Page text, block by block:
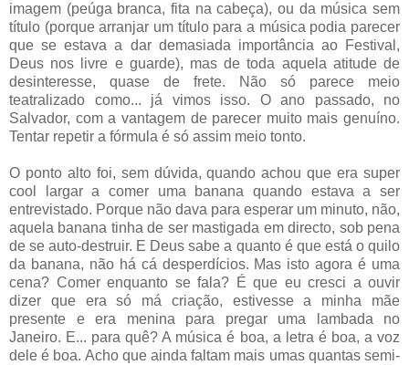
imagem (peúga branca, fita na cabeça), ou da música sem
título (porque arranjar um título para a música podia parecer
que se estava a dar demasiada importância ao Festival,
Deus nos livre e guarde), mas de toda aquela atitude de
desinteresse, quase de frete. Não só parece meio
teatralizado como... já vimos isso. O ano passado, no
Salvador, com a vantagem de parecer muito mais genuíno.
Tentar repetir a fórmula é só assim meio tonto.
O ponto alto foi, sem dúvida, quando achou que era super
cool largar a comer uma banana quando estava a ser
entrevistado. Porque não dava para esperar um minuto, não,
aquela banana tinha de ser mastigada em directo, sob pena
de se auto-destruir. E Deus sabe a quanto é que está o quilo
da banana, não há cá desperdícios. Mas isto agora é uma
cena? Comer enquanto se fala? É que eu cresci a ouvir
dizer que era só má criação, estivesse a minha mãe
presente e era menina para pregar uma lambada no
Janeiro. E... para quê? A música é boa, a letra é boa, a voz
dele é boa. Acho que ainda faltam mais umas quantas semi-